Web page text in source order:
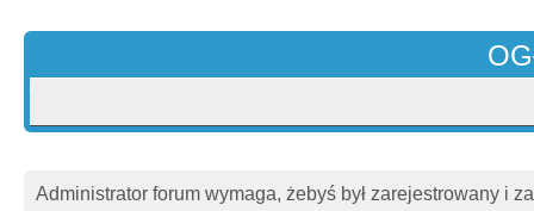
Administrator forum wymaga, żebyś był zarejestrowany i